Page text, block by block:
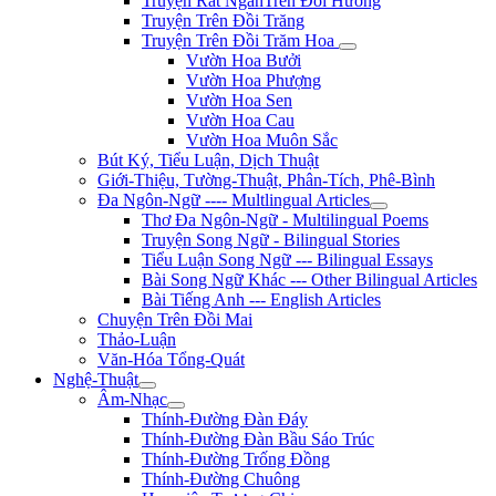
Truyện Trên Đồi Trăng
Truyện Trên Đồi Trăm Hoa
Vườn Hoa Bưởi
Vườn Hoa Phượng
Vườn Hoa Sen
Vườn Hoa Cau
Vườn Hoa Muôn Sắc
Bút Ký, Tiểu Luận, Dịch Thuật
Giới-Thiệu, Tường-Thuật, Phân-Tích, Phê-Bình
Đa Ngôn-Ngữ ---- Multlingual Articles
Thơ Đa Ngôn-Ngữ - Multilingual Poems
Truyện Song Ngữ - Bilingual Stories
Tiểu Luận Song Ngữ --- Bilingual Essays
Bài Song Ngữ Khác --- Other Bilingual Articles
Bài Tiếng Anh --- English Articles
Chuyện Trên Đồi Mai
Thảo-Luận
Văn-Hóa Tổng-Quát
Nghệ-Thuật
Âm-Nhạc
Thính-Đường Đàn Đáy
Thính-Đường Đàn Bầu Sáo Trúc
Thính-Đường Trống Đồng
Thính-Đường Chuông